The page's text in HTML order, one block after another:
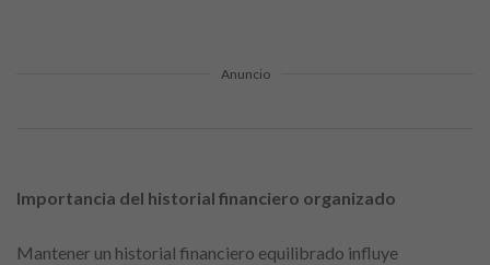
Anuncio
Importancia del historial financiero organizado
Mantener un historial financiero equilibrado influye